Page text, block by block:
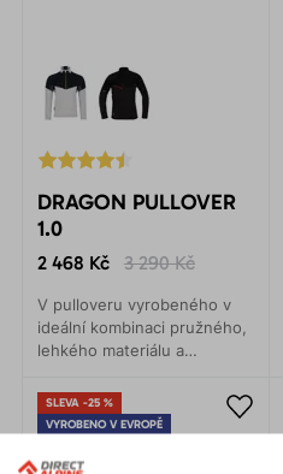
DRAGON PULLOVER
1.0
2 468 Kč 3 290 Kč
V pulloveru vyrobeného v
ideální kombinaci pružného,
lehkého materiálu a
vám bude příjemně teplo
bez pocitu pocení.
SLEVA -25 %
VYROBENO V EVROPĚ